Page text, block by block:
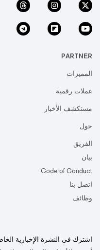
PARTNER
المميزات
عملات رقمية
مستكشف الأخبار
حول
الفريق
بيان
Code of Conduct
اتصل بنا
وظائف
اشترك في النشرة الإخبارية